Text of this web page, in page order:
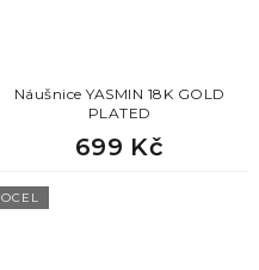
Náušnice YASMIN 18K GOLD
PLATED
699 Kč
OCEL